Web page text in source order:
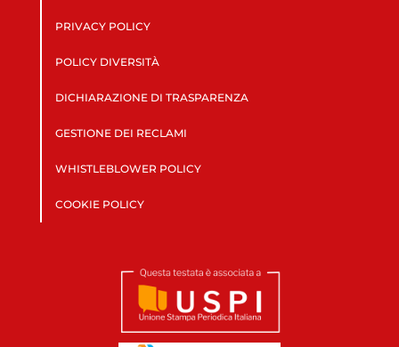
PRIVACY POLICY
POLICY DIVERSITÀ
DICHIARAZIONE DI TRASPARENZA
GESTIONE DEI RECLAMI
WHISTLEBLOWER POLICY
COOKIE POLICY